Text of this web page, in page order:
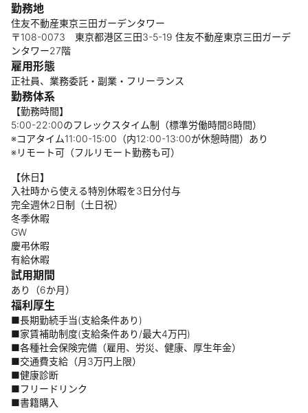
勤務地
住友不動産東京三田ガーデンタワー
〒108-0073 東京都港区三田3-5-19 住友不動産東京三田ガーデ
ンタワー27階
雇用形態
正社員、業務委託・副業・フリーランス
勤務体系
【勤務時間】
5:00-22:00のフレックスタイム制（標準労働時間8時間）
※コアタイム11:00-15:00（内12:00-13:00が休憩時間）あり
※リモート可（フルリモート勤務も可）
【休日】
入社時から使える特別休暇を3日分付与
完全週休2日制（土日祝）
冬季休暇
GW
慶弔休暇
有給休暇
試用期間
あり（6か月）
福利厚生
■長期勤続手当(支給条件あり)
■家賃補助制度(支給条件あり/最大4万円)
■各種社会保険完備（雇用、労災、健康、厚生年金）
■交通費支給（月3万円上限）
■健康診断
■フリードリンク
■書籍購入